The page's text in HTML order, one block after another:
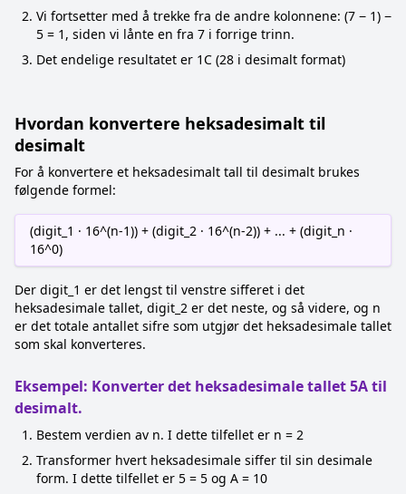
Vi fortsetter med å trekke fra de andre kolonnene: (7 − 1) −
5 = 1, siden vi lånte en fra 7 i forrige trinn.
Det endelige resultatet er 1C (28 i desimalt format)
Hvordan konvertere heksadesimalt til
desimalt
For å konvertere et heksadesimalt tall til desimalt brukes
følgende formel:
(digit_1 · 16^(n-1)) + (digit_2 · 16^(n-2)) + ... + (digit_n ·
16^0)
Der digit_1 er det lengst til venstre sifferet i det
heksadesimale tallet, digit_2 er det neste, og så videre, og n
er det totale antallet sifre som utgjør det heksadesimale tallet
som skal konverteres.
Eksempel: Konverter det heksadesimale tallet 5A til
desimalt.
Bestem verdien av n. I dette tilfellet er n = 2
Transformer hvert heksadesimale siffer til sin desimale
form. I dette tilfellet er 5 = 5 og A = 10